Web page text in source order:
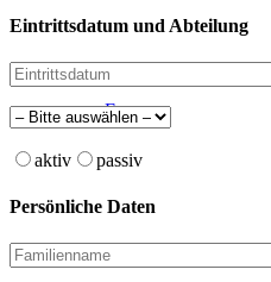
Frauen
Alte Herren
Eintrittsdatum und Abteilung
aktiv passiv
Persönliche Daten